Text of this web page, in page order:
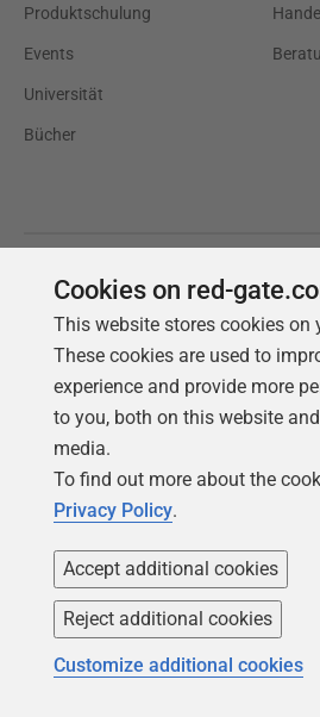
Produktschulung
Events
Universität
Bücher
Cookies on red-
This website stores cookies on
These cookies are used to
experience and provide more
to you, both on this website
media.
To find out more about the
Privacy Policy.
Accept additional cookies
Reject additional cookies
Customize additional cookies